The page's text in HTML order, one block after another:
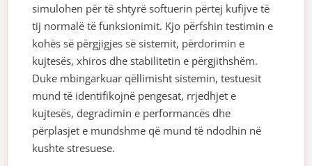
simulohen për të shtyrë softuerin përtej kufijve të
tij normalë të funksionimit. Kjo përfshin testimin e
kohës së përgjigjes së sistemit, përdorimin e
kujtesës, xhiros dhe stabilitetin e përgjithshëm.
Duke mbingarkuar qëllimisht sistemin, testuesit
mund të identifikojnë pengesat, rrjedhjet e
kujtesës, degradimin e performancës dhe
përplasjet e mundshme që mund të ndodhin në
kushte stresuese.